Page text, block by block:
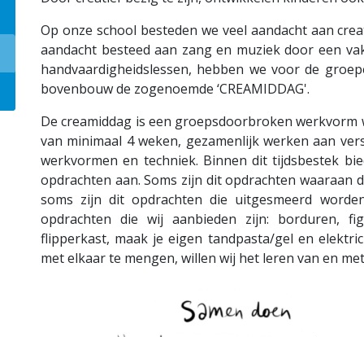
Op onze school besteden we veel aandacht aan
aandacht besteed aan zang en muziek door een
handvaardigheidslessen, hebben we voor de
bovenbouw de zogenoemde ‘CREAMIDDAG'.
De creamiddag is een groepsdoorbroken
van minimaal 4 weken, gezamenlijk werken aan
werkvormen en techniek. Binnen dit tijdsbestek
opdrachten aan. Soms zijn dit opdrachten waaraan
soms zijn dit opdrachten die uitgesmeerd
opdrachten die wij aanbieden zijn: borduren,
flipperkast, maak je eigen tandpasta/gel en
met elkaar te mengen, willen wij het leren van en